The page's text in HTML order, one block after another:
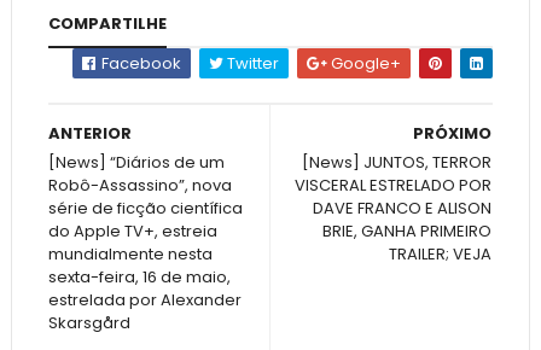
COMPARTILHE
Facebook
Twitter Google+
PRÓXIMO
[News] JUNTOS, TERROR
VISCERAL ESTRELADO POR
DAVE FRANCO E ALISON
BRIE, GANHA PRIMEIRO
TRAILER; VEJA
ANTERIOR
[News] “Diários de um
Robô-Assassino”, nova
série de ficção científica
do Apple TV+, estreia
mundialmente nesta
sexta-feira, 16 de maio,
estrelada por Alexander
Skarsgård